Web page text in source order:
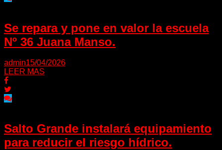
Se repara y pone en valor la escuela
Nº 36 Juana Manso.
admin15/04/2026
LEER MAS
Salto Grande instalará equipamiento
para reducir el riesgo hídrico.